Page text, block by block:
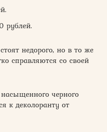
рублей.
недорого, но в то же
справляются со своей
черного
к деколоранту от